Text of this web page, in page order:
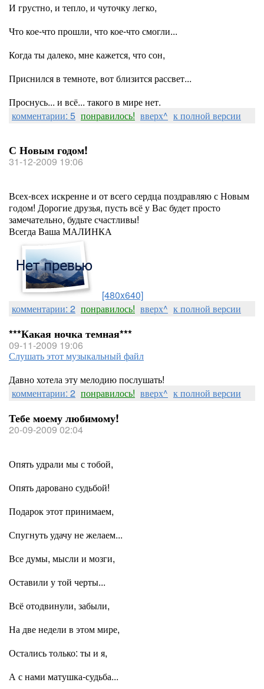
И грустно, и тепло, и чуточку легко,
Что кое-что прошли, что кое-что смогли...
Когда ты далеко, мне кажется, что сон,
Приснился в темноте, вот близится рассвет...
Проснусь... и всё... такого в мире нет.
комментарии: 5 понравилось! вверх^ к полной версии
С Новым годом!
31-12-2009 19:06
Всех-всех искренне и от всего сердца поздравляю с Новым
годом! Дорогие друзья, пусть всё у Вас будет просто
замечательно, будьте счастливы!
Всегда Ваша МАЛИНКА
[480x640]
комментарии: 2 понравилось! вверх^ к полной версии
***Какая ночка темная***
09-11-2009 19:06
Слушать этот музыкальный файл
Давно хотела эту мелодию послушать!
комментарии: 2 понравилось! вверх^ к полной версии
Тебе моему любимому!
20-09-2009 02:04
Опять удрали мы с тобой,
Опять даровано судьбой!
Подарок этот принимаем,
Спугнуть удачу не желаем...
Все думы, мысли и мозги,
Оставили у той черты...
Всё отодвинули, забыли,
На две недели в этом мире,
Остались только: ты и я,
А с нами матушка-судьба...